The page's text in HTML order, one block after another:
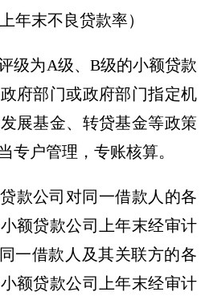
年末不良贷款率）
级为A级、B级的小额贷款
府部门或政府部门指定机
展基金、转贷基金等政策
专户管理，专账核算。
款公司对同一借款人的各
额贷款公司上年末经审计
一借款人及其关联方的各
额贷款公司上年末经审计